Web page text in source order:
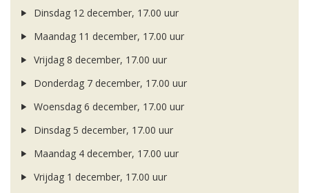
Dinsdag 12 december, 17.00 uur
Maandag 11 december, 17.00 uur
Vrijdag 8 december, 17.00 uur
Donderdag 7 december, 17.00 uur
Woensdag 6 december, 17.00 uur
Dinsdag 5 december, 17.00 uur
Maandag 4 december, 17.00 uur
Vrijdag 1 december, 17.00 uur